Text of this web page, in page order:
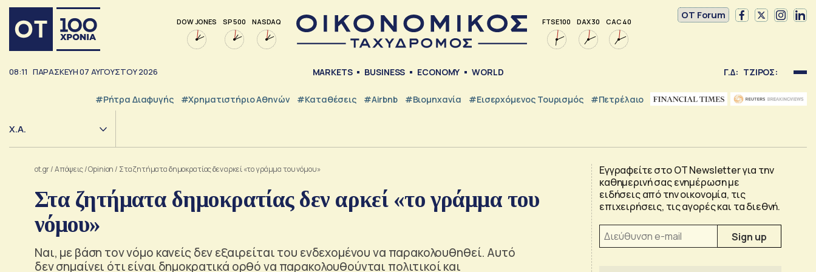
DOW JONES SP 500 NASDAQ FTSE 100 DAX 30 CAC 40
OT Forum
08:11 ΠΑΡΑΣΚΕΥΗ07 ΑΥΓΟΥΣΤΟΥ2026 MARKETS BUSINESS ECONOMY WORLD Γ.Δ: ΤΖΙΡΟΣ:
#ρήτρα Διαφυγής #Χρηματιστήριο Αθηνών #Καταθέσεις #Airbnb #Βιομηχανία #εισερχόμενος Τουρισμός #Πετρέλαιο
Χ.Α.
ot.gr/Απόψεις/Opinion / Στα ζητήματα δημοκρατίας δεν αρκεί «το γράμμα του νόμου»
Στα ζητήματα δημοκρατίας δεν αρκεί «το γράμμα του
νόμου»
Ναι, με βάση τον νόμο κανείς δεν εξαιρείται του ενδεχομένου να παρακολουθηθεί. Αυτό
δεν σημαίνει ότι είναι δημοκρατικά ορθό να παρακολουθούνται πολιτικοί και
Εγγραφείτε στο OT Newsletter για την
καθημερινή σας ενημέρωση με
ειδήσεις από την οικονομία, τις
επιχειρήσεις, τις αγορές και τα διεθνή.